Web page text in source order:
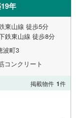
年
東山線 徒歩5分
鉄東山線 徒歩8分
波町3
コンクリート
掲載物件 1件